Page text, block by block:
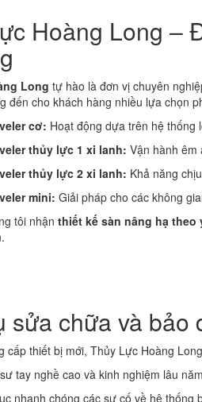
Hoàng Long –
Long tự hào là đơn vị chuyên
đến cho khách hàng nhiều lựa chọn
cơ: Hoạt động dựa trên hệ thống
thủy lực 1 xi lanh: Vận hành êm
thủy lực 2 xi lanh: Khả năng
mini: Giải pháp cho các không
tôi nhận thiết kế sàn nâng hạ theo
sửa chữa và
cấp thiết bị mới, Thủy Lực Hoàng
tay nghề cao và kinh nghiệm lâu
chóng các sự cố về hệ thống